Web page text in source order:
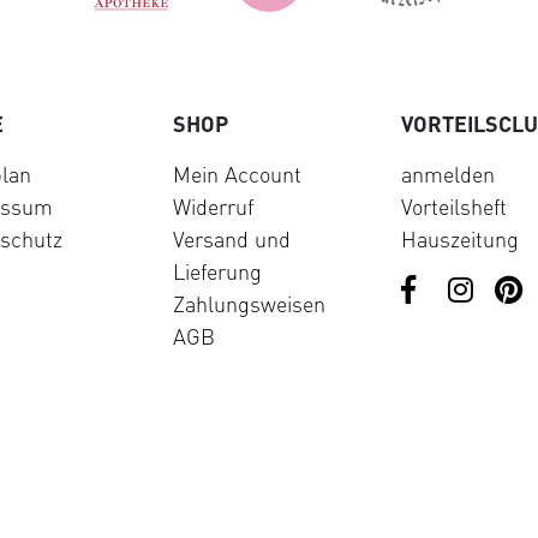
SHOP
Mein Account
Widerruf
Versand und
Lieferung
Zahlungsweisen
AGB
anmelden
Vorteilsheft
Hauszeitung